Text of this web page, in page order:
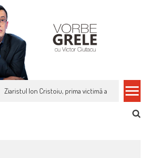
Cum îți schimbi, rapid, gratuit și eficient,